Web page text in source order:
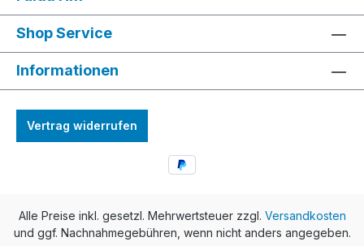
Shop Service
Informationen
Vertrag widerrufen
Alle Preise inkl. gesetzl. Mehrwertsteuer zzgl. Versandkosten
und ggf. Nachnahmegebühren, wenn nicht anders angegeben.